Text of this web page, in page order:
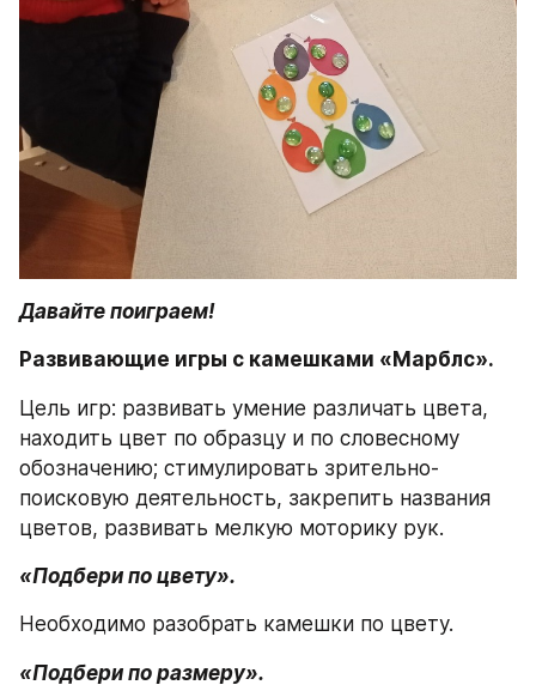
Давайте поиграем!
Развивающие игры с камешками «Марблс».
Цель игр: развивать умение различать цвета,
находить цвет по образцу и по словесному
обозначению; стимулировать зрительно-
поисковую деятельность, закрепить названия
цветов, развивать мелкую моторику рук.
«Подбери по цвету».
Необходимо разобрать камешки по цвету.
«Подбери по размеру».